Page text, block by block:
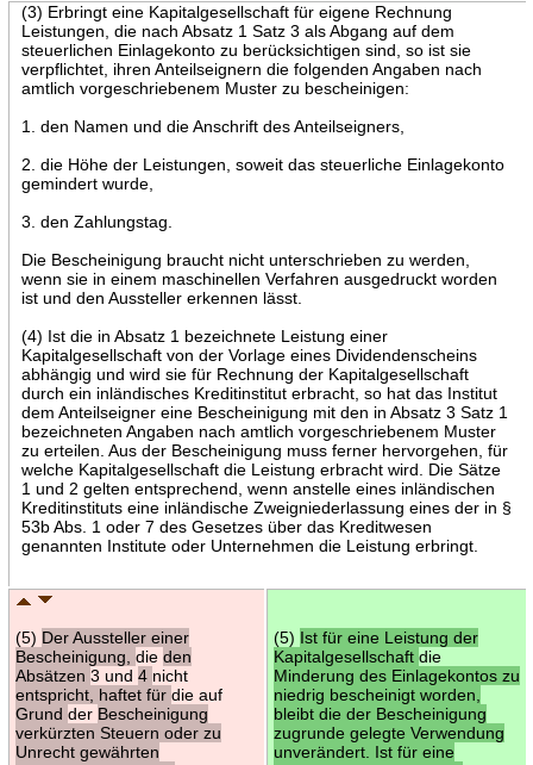
(3) Erbringt eine Kapitalgesellschaft für eigene Rechnung
Leistungen, die nach Absatz 1 Satz 3 als Abgang auf dem
steuerlichen Einlagekonto zu berücksichtigen sind, so ist sie
verpflichtet, ihren Anteilseignern die folgenden Angaben nach
amtlich vorgeschriebenem Muster zu bescheinigen:
1. den Namen und die Anschrift des Anteilseigners,
2. die Höhe der Leistungen, soweit das steuerliche Einlagekonto
gemindert wurde,
3. den Zahlungstag.
Die Bescheinigung braucht nicht unterschrieben zu werden,
wenn sie in einem maschinellen Verfahren ausgedruckt worden
ist und den Aussteller erkennen lässt.
(4) Ist die in Absatz 1 bezeichnete Leistung einer
Kapitalgesellschaft von der Vorlage eines Dividendenscheins
abhängig und wird sie für Rechnung der Kapitalgesellschaft
durch ein inländisches Kreditinstitut erbracht, so hat das Institut
dem Anteilseigner eine Bescheinigung mit den in Absatz 3 Satz 1
bezeichneten Angaben nach amtlich vorgeschriebenem Muster
zu erteilen. Aus der Bescheinigung muss ferner hervorgehen, für
welche Kapitalgesellschaft die Leistung erbracht wird. Die Sätze
1 und 2 gelten entsprechend, wenn anstelle eines inländischen
Kreditinstituts eine inländische Zweigniederlassung eines der in §
53b Abs. 1 oder 7 des Gesetzes über das Kreditwesen
genannten Institute oder Unternehmen die Leistung erbringt.
(5) Der Aussteller einer
Bescheinigung, die den
Absätzen 3 und 4 nicht
entspricht, haftet für die auf
Grund der Bescheinigung
verkürzten Steuern oder zu
Unrecht gewährten
(5) Ist für eine Leistung der
Kapitalgesellschaft die
Minderung des Einlagekontos zu
niedrig bescheinigt worden,
bleibt die der Bescheinigung
zugrunde gelegte Verwendung
unverändert. Ist für eine